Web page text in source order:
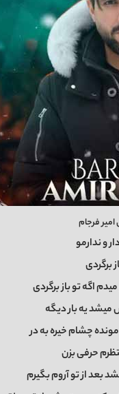
فرجام
و ندارمو
برگردی
اگه تو باز برگردی
یه بار دیگه
چشام خیره به در
حرفی بزن
بعد از تو آروم بگیرم